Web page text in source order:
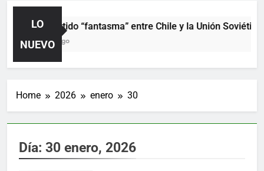
LO
NUEVO
El partido “fantasma” entre Chile y la Unión
1 Día Ago
Home 2026 enero 30
Día: 30 enero, 2026